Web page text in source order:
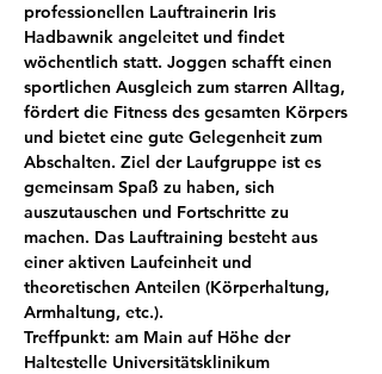
professionellen Lauftrainerin Iris
Hadbawnik angeleitet und findet
wöchentlich statt. Joggen schafft einen
sportlichen Ausgleich zum starren Alltag,
fördert die Fitness des gesamten Körpers
und bietet eine gute Gelegenheit zum
Abschalten. Ziel der Laufgruppe ist es
gemeinsam Spaß zu haben, sich
auszutauschen und Fortschritte zu
machen. Das Lauftraining besteht aus
einer aktiven Laufeinheit und
theoretischen Anteilen (Körperhaltung,
Armhaltung, etc.).
Treffpunkt: am Main auf Höhe der
Haltestelle Universitätsklinikum